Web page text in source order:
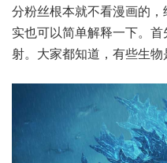
分粉丝根本就不看漫画的
实也可以简单解释一下。
射。大家都知道，有些生物